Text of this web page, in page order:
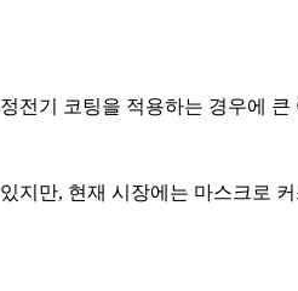
전기 코팅을 적용하는 경우에
지만, 현재 시장에는 마스크로